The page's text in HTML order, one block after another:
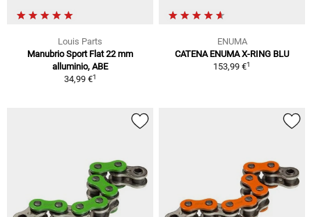
Louis Parts
Manubrio Sport Flat 22 mm
alluminio, ABE
34,99 €1
ENUMA
CATENA ENUMA X-RING BLU
153,99 €1